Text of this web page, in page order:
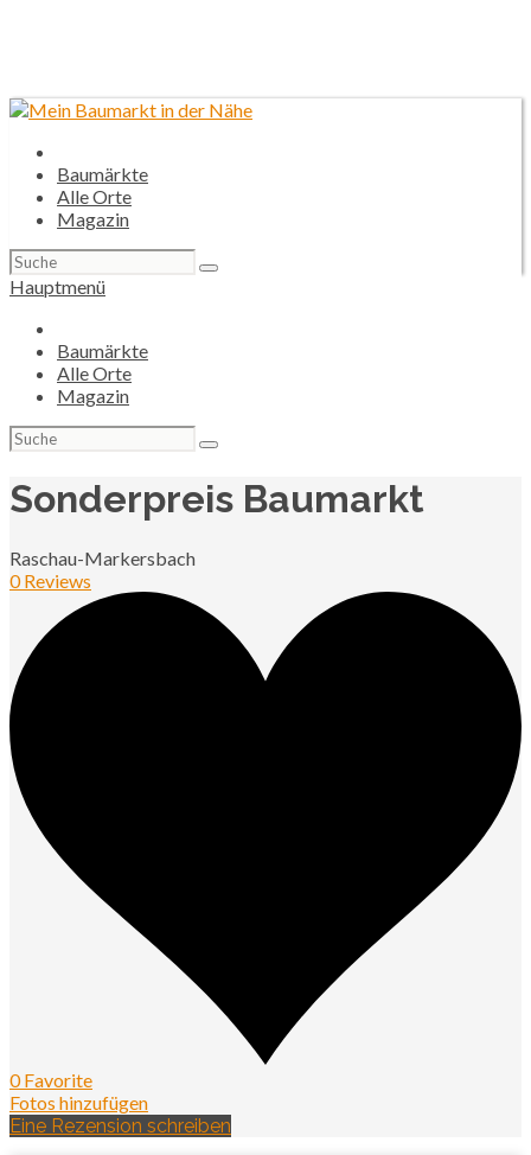
Baumärkte
Alle Orte
Magazin
Suchen
nach:
Hauptmenü
Baumärkte
Alle Orte
Magazin
Suchen
nach:
Sonderpreis Baumarkt
Raschau-Markersbach
0 Reviews
0 Favorite
Fotos hinzufügen
Eine Rezension schreiben